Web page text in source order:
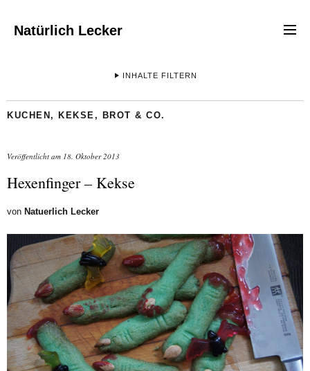
Natürlich Lecker
INHALTE FILTERN
KUCHEN, KEKSE, BROT & CO.
Veröffentlicht am 18. Oktober 2013
Hexenfinger – Kekse
von Natuerlich Lecker